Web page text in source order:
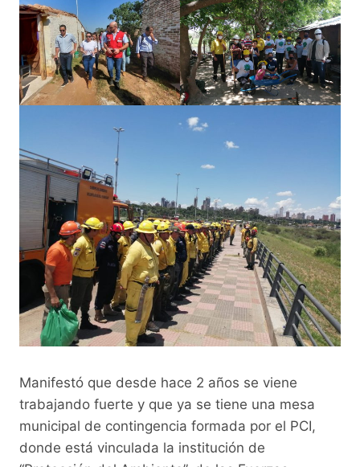
Manifestó que desde hace 2 años se viene
trabajando fuerte y que ya se tiene una mesa
municipal de contingencia formada por el PCI,
donde está vinculada la institución de